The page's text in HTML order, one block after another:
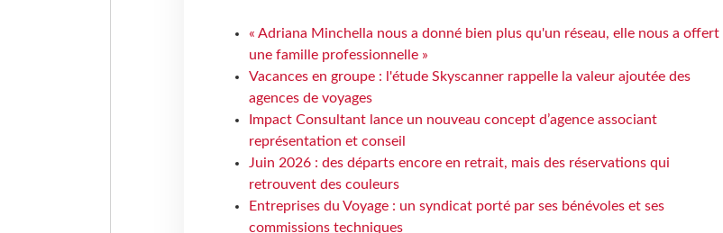
« Adriana Minchella nous a donné bien plus qu'un réseau, elle nous a offert
une famille professionnelle »
Vacances en groupe : l'étude Skyscanner rappelle la valeur ajoutée des
agences de voyages
Impact Consultant lance un nouveau concept d’agence associant
représentation et conseil
Juin 2026 : des départs encore en retrait, mais des réservations qui
retrouvent des couleurs
Entreprises du Voyage : un syndicat porté par ses bénévoles et ses
commissions techniques